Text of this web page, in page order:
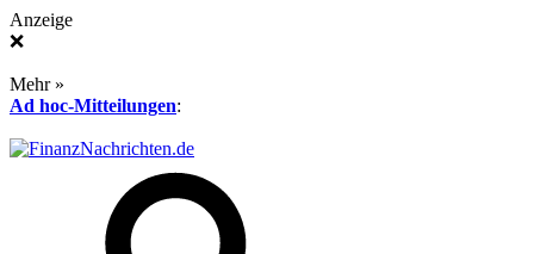
Anzeige
❌
Mehr »
Ad hoc-Mitteilungen: